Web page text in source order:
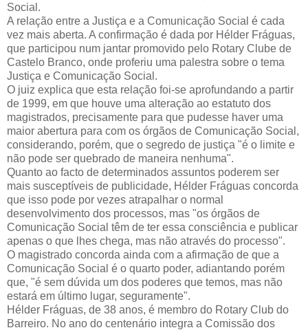
Social.
A relação entre a Justiça e a Comunicação Social é cada
vez mais aberta. A confirmação é dada por Hélder Fráguas,
que participou num jantar promovido pelo Rotary Clube de
Castelo Branco, onde proferiu uma palestra sobre o tema
Justiça e Comunicação Social.
O juiz explica que esta relação foi-se aprofundando a partir
de 1999, em que houve uma alteração ao estatuto dos
magistrados, precisamente para que pudesse haver uma
maior abertura para com os órgãos de Comunicação Social,
considerando, porém, que o segredo de justiça "é o limite e
não pode ser quebrado de maneira nenhuma".
Quanto ao facto de determinados assuntos poderem ser
mais susceptíveis de publicidade, Hélder Fráguas concorda
que isso pode por vezes atrapalhar o normal
desenvolvimento dos processos, mas "os órgãos de
Comunicação Social têm de ter essa consciência e publicar
apenas o que lhes chega, mas não através do processo".
O magistrado concorda ainda com a afirmação de que a
Comunicação Social é o quarto poder, adiantando porém
que, "é sem dúvida um dos poderes que temos, mas não
estará em último lugar, seguramente".
Hélder Fráguas, de 38 anos, é membro do Rotary Club do
Barreiro. No ano do centenário integra a Comissão dos